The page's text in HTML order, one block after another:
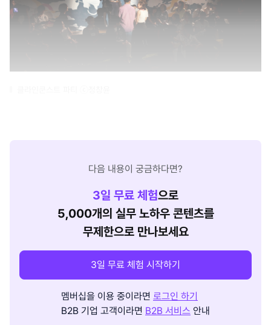
다음 내용이 궁금하다면?
3일 무료 체험으로
5,000개의 실무 노하우 콘텐츠를
무제한으로 만나보세요
3일 무료 체험 시작하기
멤버십을 이용 중이라면 로그인 하기
B2B 기업 고객이라면 B2B 서비스 안내